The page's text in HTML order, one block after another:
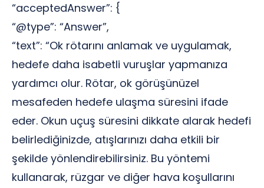
“acceptedAnswer”: {
“@type”: “Answer”,
“text”: “Ok rötarını anlamak ve uygulamak,
hedefe daha isabetli vuruşlar yapmanıza
yardımcı olur. Rötar, ok görüşünüzel
mesafeden hedefe ulaşma süresini ifade
eder. Okun uçuş süresini dikkate alarak hedefi
belirlediğinizde, atışlarınızı daha etkili bir
şekilde yönlendirebilirsiniz. Bu yöntemi
kullanarak, rüzgar ve diğer hava koşullarını